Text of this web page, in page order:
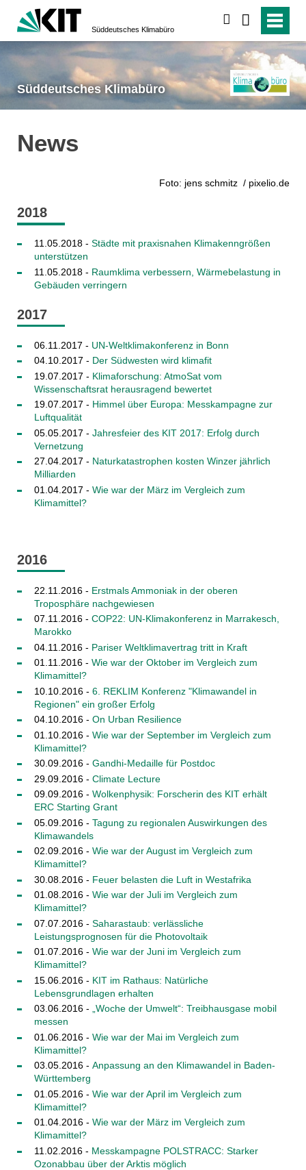
Süddeutsches Klimabüro
Süddeutsches Klimabüro
News
Foto: jens schmitz / pixelio.de
2018
11.05.2018 - Städte mit praxisnahen Klimakenngrößen
unterstützen
11.05.2018 - Raumklima verbessern, Wärmebelastung in
Gebäuden verringern
2017
06.11.2017 - UN-Weltklimakonferenz in Bonn
04.10.2017 - Der Südwesten wird klimafit
19.07.2017 - Klimaforschung: AtmoSat vom
Wissenschaftsrat herausragend bewertet
19.07.2017 - Himmel über Europa: Messkampagne zur
Luftqualität
05.05.2017 - Jahresfeier des KIT 2017: Erfolg durch
Vernetzung
27.04.2017 - Naturkatastrophen kosten Winzer jährlich
Milliarden
01.04.2017 - Wie war der März im Vergleich zum
Klimamittel?
2016
22.11.2016 - Erstmals Ammoniak in der oberen
Troposphäre nachgewiesen
07.11.2016 - COP22: UN-Klimakonferenz in Marrakesch,
Marokko
04.11.2016 - Pariser Weltklimavertrag tritt in Kraft
01.11.2016 - Wie war der Oktober im Vergleich zum
Klimamittel?
10.10.2016 - 6. REKLIM Konferenz "Klimawandel in
Regionen" ein großer Erfolg
04.10.2016 - On Urban Resilience
01.10.2016 - Wie war der September im Vergleich zum
Klimamittel?
30.09.2016 - Gandhi-Medaille für Postdoc
29.09.2016 - Climate Lecture
09.09.2016 - Wolkenphysik: Forscherin des KIT erhält
ERC Starting Grant
05.09.2016 - Tagung zu regionalen Auswirkungen des
Klimawandels
02.09.2016 - Wie war der August im Vergleich zum
Klimamittel?
30.08.2016 - Feuer belasten die Luft in Westafrika
01.08.2016 - Wie war der Juli im Vergleich zum
Klimamittel?
07.07.2016 - Saharastaub: verlässliche
Leistungsprognosen für die Photovoltaik
01.07.2016 - Wie war der Juni im Vergleich zum
Klimamittel?
15.06.2016 - KIT im Rathaus: Natürliche
Lebensgrundlagen erhalten
03.06.2016 - „Woche der Umwelt“: Treibhausgase mobil
messen
01.06.2016 - Wie war der Mai im Vergleich zum
Klimamittel?
03.05.2016 - Anpassung an den Klimawandel in Baden-
Württemberg
01.05.2016 - Wie war der April im Vergleich zum
Klimamittel?
01.04.2016 - Wie war der März im Vergleich zum
Klimamittel?
11.02.2016 - Messkampagne POLSTRACC: Starker
Ozonabbau über der Arktis möglich